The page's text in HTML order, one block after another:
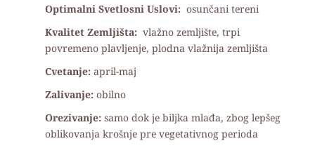
Optimalni Svetlosni Uslovi: osunčani tereni
Kvalitet Zemljišta: vlažno zemljište, trpi
povremeno plavljenje, plodna vlažnija zemljišta
Cvetanje:april-maj
Zalivanje: obilno
Orezivanje: samo dok je biljka mlađa, zbog lepšeg
oblikovanja krošnje pre vegetativnog perioda